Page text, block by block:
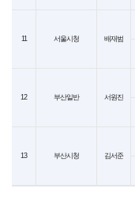
11 서울시청 배재범
12 부산일반 서원진
13 부산시청 김서준